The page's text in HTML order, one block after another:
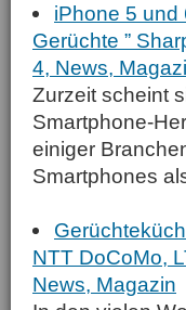
iPhone 5 und
Gerüchte ”
4, News,
Zurzeit scheint
Smartphone-
einiger
Smartphones
NTT DoCoMo,
News, Magazin